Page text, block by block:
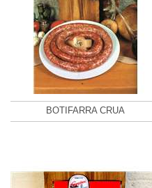
BOTIFARRA CRUA